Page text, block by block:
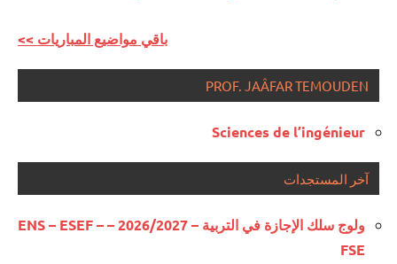
<< باقي مواضيع المباريات
PROF. JAÂFAR TEMOUDEN
Sciences de l’ingénieur
آخر المستجدات
ولوج سلك الإجازة في التربية – 2026/2027 – ENS – ESEF –
FSE